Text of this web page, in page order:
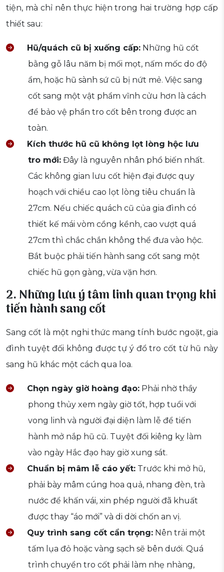
tiện, mà chỉ nên thực hiện trong hai trường hợp cấp
thiết sau:
Hũ/quách cũ bị xuống cấp: Những hũ cốt
bằng gỗ lâu năm bị mối mọt, nấm mốc do độ
ẩm, hoặc hũ sành sứ cũ bị nứt mẻ. Việc sang
cốt sang một vật phẩm vĩnh cửu hơn là cách
để bảo vệ phần tro cốt bên trong được an
toàn.
Kích thước hũ cũ không lọt lòng hộc lưu
tro mới: Đây là nguyên nhân phổ biến nhất.
Các không gian lưu cốt hiện đại được quy
hoạch với chiều cao lọt lòng tiêu chuẩn là
27cm. Nếu chiếc quách cũ của gia đình có
thiết kế mái vòm cồng kềnh, cao vượt quá
27cm thì chắc chắn không thể đưa vào hộc.
Bắt buộc phải tiến hành sang cốt sang một
chiếc hũ gọn gàng, vừa vặn hơn.
2. Những lưu ý tâm linh quan trọng khi
tiến hành sang cốt
Sang cốt là một nghi thức mang tính bước ngoặt, gia
đình tuyệt đối không được tự ý đổ tro cốt từ hũ này
sang hũ khác một cách qua loa.
Chọn ngày giờ hoàng đạo: Phải nhờ thầy
phong thủy xem ngày giờ tốt, hợp tuổi với
vong linh và người đại diện làm lễ để tiến
hành mở nắp hũ cũ. Tuyệt đối kiêng kỵ làm
vào ngày Hắc đạo hay giờ xung sát.
Chuẩn bị mâm lễ cáo yết: Trước khi mở hũ,
phải bày mâm cúng hoa quả, nhang đèn, trà
nước để khấn vái, xin phép người đã khuất
được thay “áo mới” và di dời chốn an vị.
Quy trình sang cốt cẩn trọng: Nên trải một
tấm lụa đỏ hoặc vàng sạch sẽ bên dưới. Quá
trình chuyển tro cốt phải làm nhẹ nhàng,